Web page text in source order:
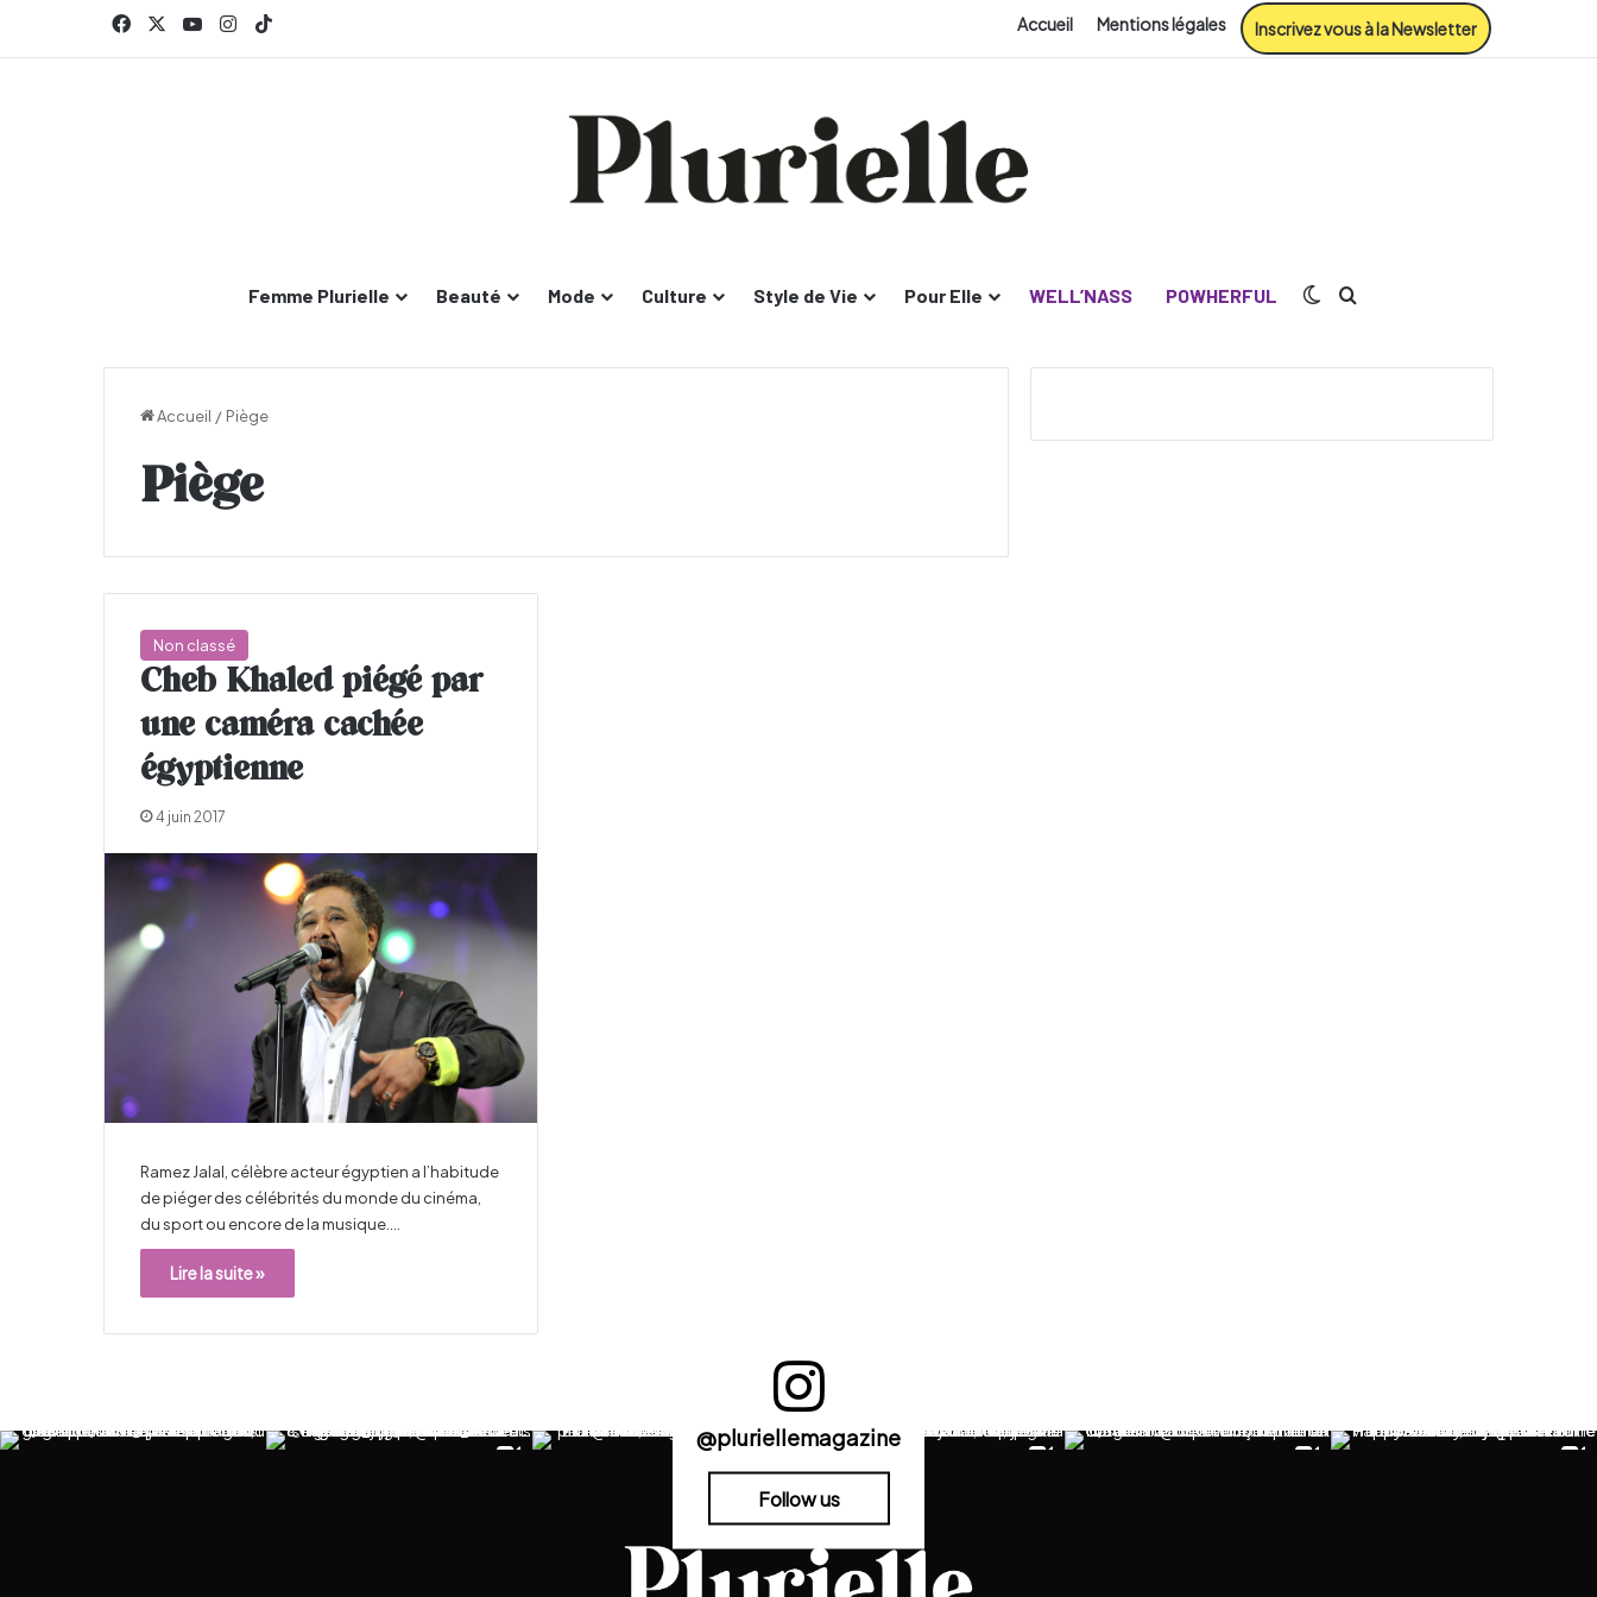
FacebookYouTubeInstagram Accueil Mentions légales Inscrivez vous à la Newsletter
Femme Plurielle Beauté Mode Culture Style de Vie Pour Elle WELL’NASS POWHERFUL Switch skin
Accueil / Piège
Piège
Non classé
Cheb Khaled piégé par
une caméra cachée
égyptienne
4 juin 2017
Ramez Jalal, célèbre acteur égyptien a l’habitude
de piéger des célébrités du monde du cinéma,
du sport ou encore de la musique.…
Lire la suite »
@pluriellemagazine
Follow us